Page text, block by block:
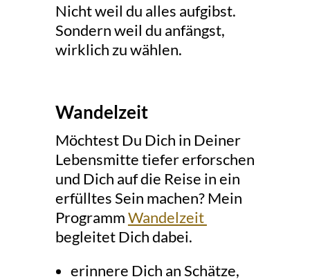
Nicht weil du alles aufgibst.
Sondern weil du anfängst,
wirklich zu wählen.
Wandelzeit
Möchtest Du Dich in Deiner
Lebensmitte tiefer erforschen
und Dich auf die Reise in ein
erfülltes Sein machen? Mein
ProgrammWandelzeit
begleitet Dich dabei.
erinnere Dich an Schätze,